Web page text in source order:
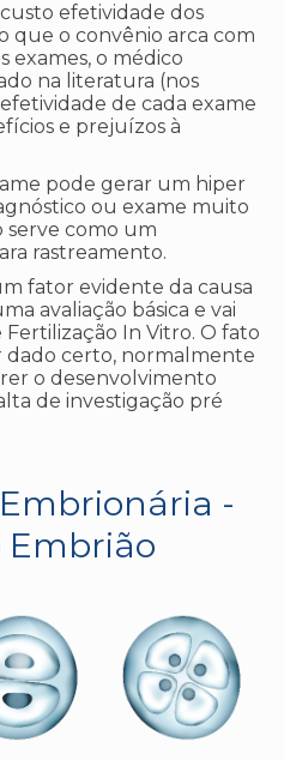
efetividade dos
que o convênio arca com
exames, o médico
na literatura (nos
de cada exame
e prejuízos à
pode gerar um hiper
ou exame muito
serve como um
rastreamento.
fator evidente da causa
avaliação básica e vai
In Vitro. O fato
certo, normalmente
o desenvolvimento
de investigação pré
-
Embrião